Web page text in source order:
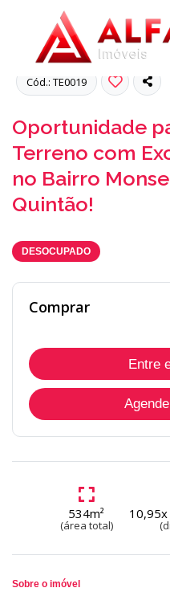
Cód.: TE0019
Oportunidade
Terreno com
no Bairro
Quintão!
DESOCUPADO
Comprar
Entre
534m²
(área total)
Sobre o imóvel